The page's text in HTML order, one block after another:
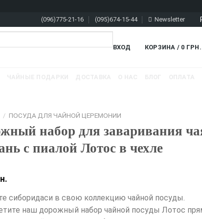
(096)775-21-16 (095)674-15-44 Newsletter
ВХОД КОРЗИНА / 0 ГРН.
/ ПОСУДА ДЛЯ ЧАЙНОЙ ЦЕРЕМОНИИ
набор для заваривания
с пиалой Лотос в чехле
сиборидаси в свою коллекцию чайной посуды.
наш дорожный набор чайной посуды Лотос